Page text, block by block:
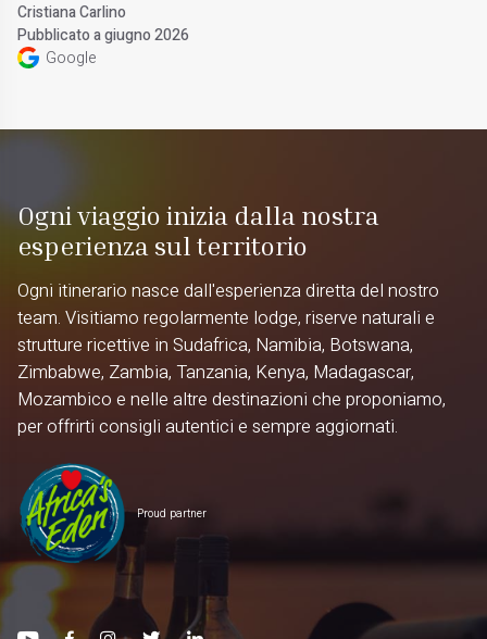
Cristiana Carlino
Pubblicato a giugno 2026
Google
Ogni viaggio inizia dalla nostra
esperienza sul territorio
Ogni itinerario nasce dall'esperienza diretta del nostro
team. Visitiamo regolarmente lodge, riserve naturali e
strutture ricettive in Sudafrica, Namibia, Botswana,
Zimbabwe, Zambia, Tanzania, Kenya, Madagascar,
Mozambico e nelle altre destinazioni che proponiamo,
per offrirti consigli autentici e sempre aggiornati.
Proud partner